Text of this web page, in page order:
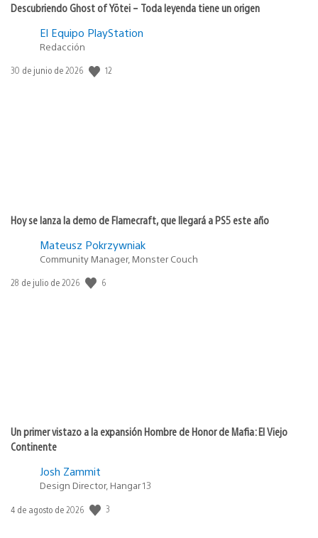
Descubriendo Ghost of Yōtei – Toda leyenda tiene un origen
El Equipo PlayStation
Redacción
Fecha
30 de junio de 2026 12
Hoy se lanza la demo de Flamecraft, que llegará a PS5 este año
Mateusz Pokrzywniak
Community Manager, Monster Couch
Fecha
28 de julio de 2026 6
Un primer vistazo a la expansión Hombre de Honor de Mafia: El Viejo
Continente
Josh Zammit
Design Director, Hangar 13
Fecha
4 de agosto de 2026 3